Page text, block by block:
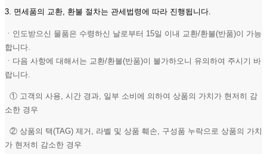
3. 면세품의 교환, 환불 절차는 관세법령에 따라 진행됩니다.
ㆍ인도받으신 물품은 수령하신 날로부터 15일 이내 교환/환불(반품)이 가능
합니다.
ㆍ다음 사항에 대해서는 교환/환불(반품)이 불가하오니 유의하여 주시기 바
랍니다.
① 고객의 사용, 시간 경과, 일부 소비에 의하여 상품의 가치가 현저히 감
소한 경우
② 상품의 택(TAG) 제거, 라벨 및 상품 훼손, 구성품 누락으로 상품의 가치
가 현저히 감소한 경우